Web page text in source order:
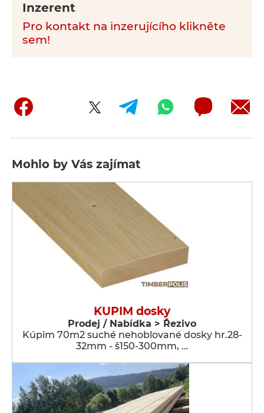
Inzerent
Pro kontakt na inzerujícího klikněte
sem!
Mohlo by Vás zajímat
KUPIM dosky
Prodej / Nabídka > Řezivo
Kúpim 70m2 suché nehoblované dosky hr.28-
32mm - š150-300mm, …